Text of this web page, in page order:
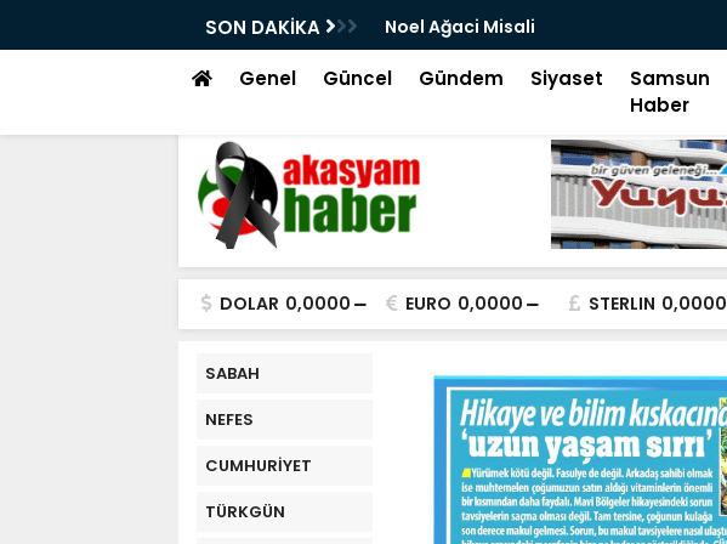
SON DAKİKA Noel Ağaci Misali
Genel Güncel Gündem Siyaset
Samsun
Haber
DOLAR 0,0000 EURO 0,0000 STERLIN 0,0000
SABAH
NEFES
CUMHURİYET
TÜRKGÜN